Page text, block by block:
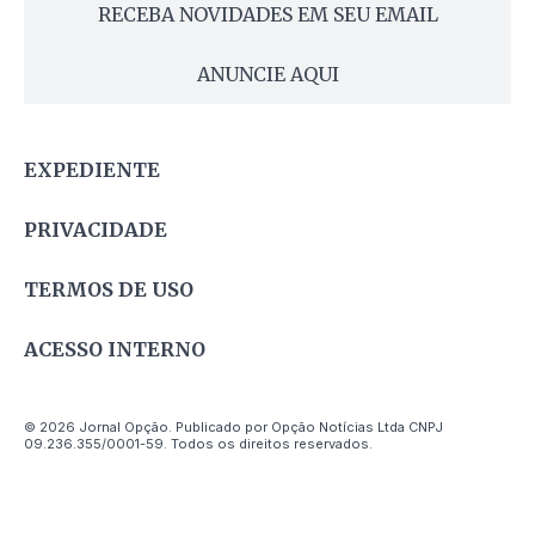
RECEBA NOVIDADES EM SEU EMAIL
ANUNCIE AQUI
EXPEDIENTE
PRIVACIDADE
TERMOS DE USO
ACESSO INTERNO
© 2026 Jornal Opção. Publicado por Opção Notícias Ltda CNPJ
09.236.355/0001-59. Todos os direitos reservados.